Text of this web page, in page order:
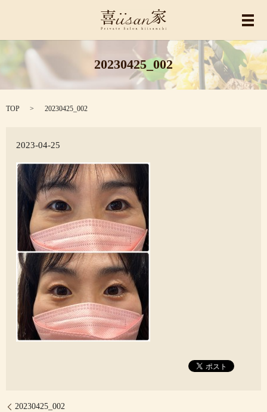
メ
20230425_002
TOP 20230425_002
2023-04-25
20230425_002